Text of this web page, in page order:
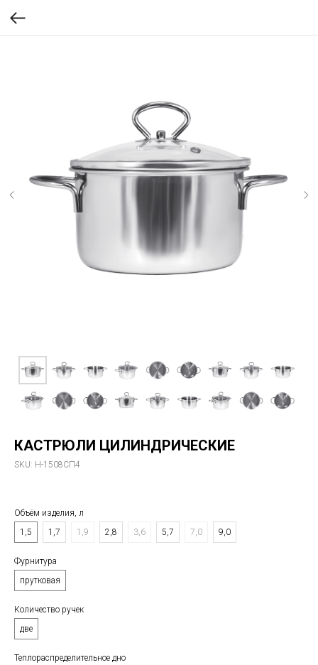
КАСТРЮЛИ ЦИЛИНДРИЧЕСКИЕ
SKU: Н-1508СП4
Объём изделия, л
1,5
1,7 1,9 2,8 3,6 5,7 7,0 9,0
Фурнитура⠀⠀⠀⠀⠀⠀⠀⠀⠀⠀⠀⠀⠀⠀⠀⠀⠀⠀⠀⠀⠀
прутковая
Количество ручек⠀⠀⠀⠀⠀⠀⠀⠀⠀⠀⠀⠀⠀⠀
две
Теплораспределительное дно⠀⠀⠀⠀